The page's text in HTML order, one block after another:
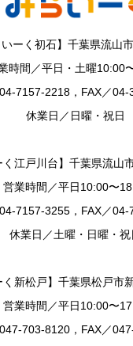
いーく初石】千葉県流山
時間／平日・土曜10:00
7157-2218，FAX／04-
休業日／日曜・祝日
く江戸川台】千葉県流山
営業時間／平日10:00〜
7157-3255，FAX／04-
休業日／土曜・日曜・祝
く新松戸】千葉県松戸市
営業時間／平日10:00〜
703-8120，FAX／